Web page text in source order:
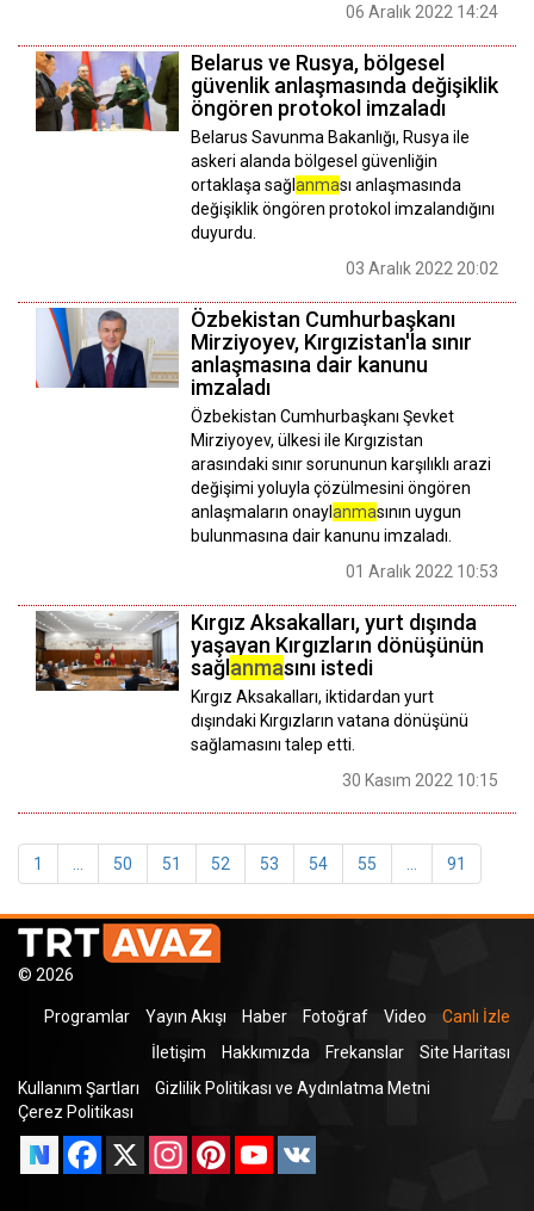
06 Aralık 2022 14:24
Belarus ve Rusya, bölgesel
güvenlik anlaşmasında değişiklik
öngören protokol imzaladı
Belarus Savunma Bakanlığı, Rusya ile
askeri alanda bölgesel güvenliğin
ortaklaşa sağl anması anlaşmasında
değişiklik öngören protokol imzalandığını
duyurdu.
03 Aralık 2022 20:02
Özbekistan Cumhurbaşkanı
Mirziyoyev, Kırgızistan'la sınır
anlaşmasına dair kanunu
imzaladı
Özbekistan Cumhurbaşkanı Şevket
Mirziyoyev, ülkesi ile Kırgızistan
arasındaki sınır sorununun karşılıklı arazi
değişimi yoluyla çözülmesini öngören
anlaşmaların onaylanmasının uygun
bulunmasına dair kanunu imzaladı.
01 Aralık 2022 10:53
Kırgız Aksakalları, yurt dışında
yaşayan Kırgızların dönüşünün
sağlanmasını istedi
Kırgız Aksakalları, iktidardan yurt
dışındaki Kırgızların vatana dönüşünü
sağlamasını talep etti.
30 Kasım 2022 10:15
1 50 51 52 53 54 55 91
© 2026
Programlar Yayın Akışı Haber Fotoğraf Video
Canlı İzle
İletişim
Hakkımızda Frekanslar
Site Haritası
Kullanım Şartları
Gizlilik Politikası ve Aydınlatma Metni
Çerez Politikası
Facebook
X InstagramPinterestYouTube